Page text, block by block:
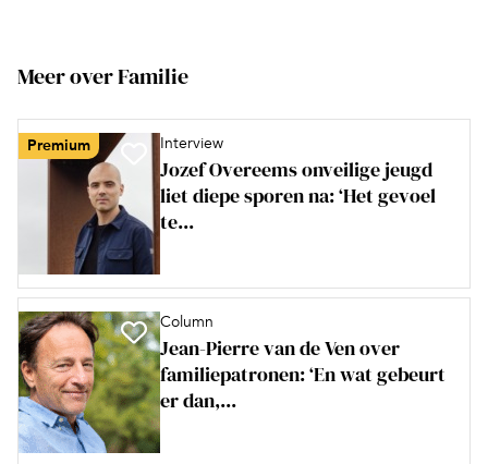
Meer over Familie
Premium Interview
Jozef Overeems onveilige jeugd
liet diepe sporen na: ‘Het gevoel
te...
Column
Jean-Pierre van de Ven over
familiepatronen: ‘En wat gebeurt
er dan,...